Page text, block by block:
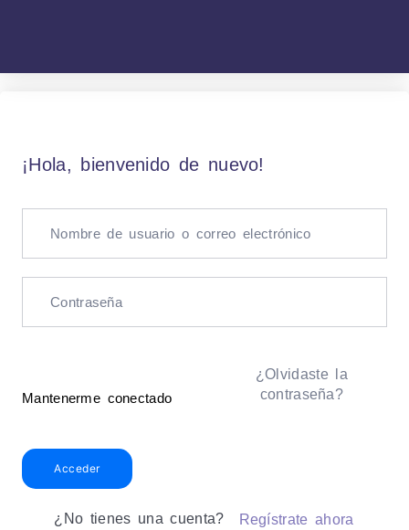
¡Hola, bienvenido de nuevo!
Mantenerme conectado
¿Olvidaste la
contraseña?
Acceder
¿No tienes una cuenta? Regístrate ahora